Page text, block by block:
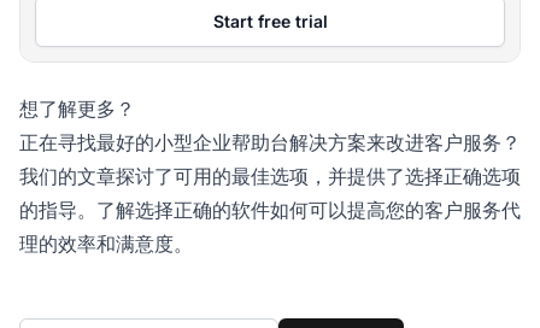
Start free trial
想了解更多？
正在寻找最好的小型企业帮助台解决方案来改进客户服务？
我们的文章探讨了可用的最佳选项，并提供了选择正确选项
的指导。了解选择正确的软件如何可以提高您的客户服务代
理的效率和满意度。